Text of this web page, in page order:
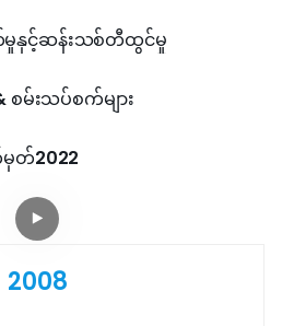
နှင့်ဆန်းသစ်တီထွင်မှု
မ်းသပ်စက်များ
မှတ်2022
2008